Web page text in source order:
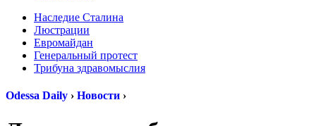
Наследие Сталина
Люстрации
Евромайдан
Генеральный протест
Трибуна здравомыслия
Odessa Daily › Новости ›